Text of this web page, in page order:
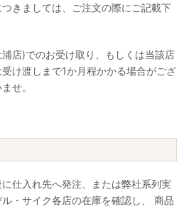
きましては、ご注文の際にご記載下
店)でのお受け取り、もしくは当該店
け渡しまで1か月程かかる場合がござ
せ。
仕入れ先へ発注、または弊社系列実
・サイク各店の在庫を確認し、 商品